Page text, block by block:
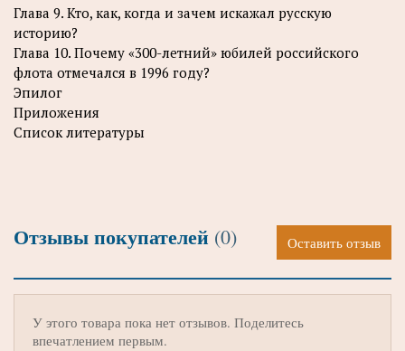
Глава 9. Кто, как, когда и зачем искажал русскую
историю?
Глава 10. Почему «300-летний» юбилей российского
флота отмечался в 1996 году?
Эпилог
Приложения
Список литературы
Отзывы покупателей (0) Оставить отзыв
У этого товара пока нет отзывов. Поделитесь
впечатлением первым.